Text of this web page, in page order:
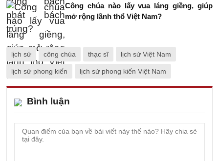
Công chúa nào lấy vua láng giềng, giúp
mở rộng lãnh thổ Việt Nam?
lịch sử công chúa thạc sĩ lịch sử Việt Nam
lịch sử phong kiến lịch sử phong kiến Việt Nam
Bình luận